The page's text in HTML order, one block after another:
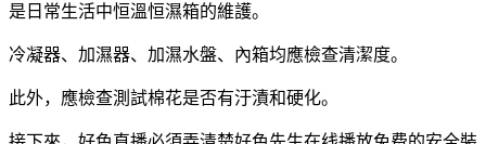
是日常生活中恒溫恒濕箱的維護。
冷凝器、加濕器、加濕水盤、內箱均應檢查清潔度。
此外，應檢查測試棉花是否有汙漬和硬化。